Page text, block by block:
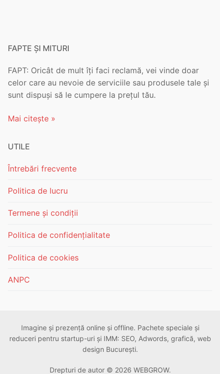
FAPTE ȘI MITURI
FAPT: Oricât de mult îți faci reclamă, vei vinde doar
celor care au nevoie de serviciile sau produsele tale și
sunt dispuși să le cumpere la prețul tău.
Mai citește »
UTILE
Întrebări frecvente
Politica de lucru
Termene și condiții
Politica de confidențialitate
Politica de cookies
ANPC
Imagine și prezență online și offline. Pachete speciale și
reduceri pentru startup-uri și IMM: SEO, Adwords, grafică, web
design București.
Drepturi de autor © 2026 WEBGROW.